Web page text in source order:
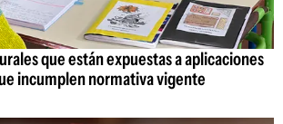
que están expuestas a aplicaciones
incumplen normativa vigente